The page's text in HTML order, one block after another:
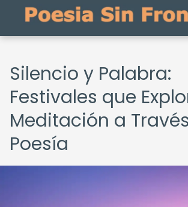
Silencio y Palabra:
Festivales que
Meditación a
Poesía